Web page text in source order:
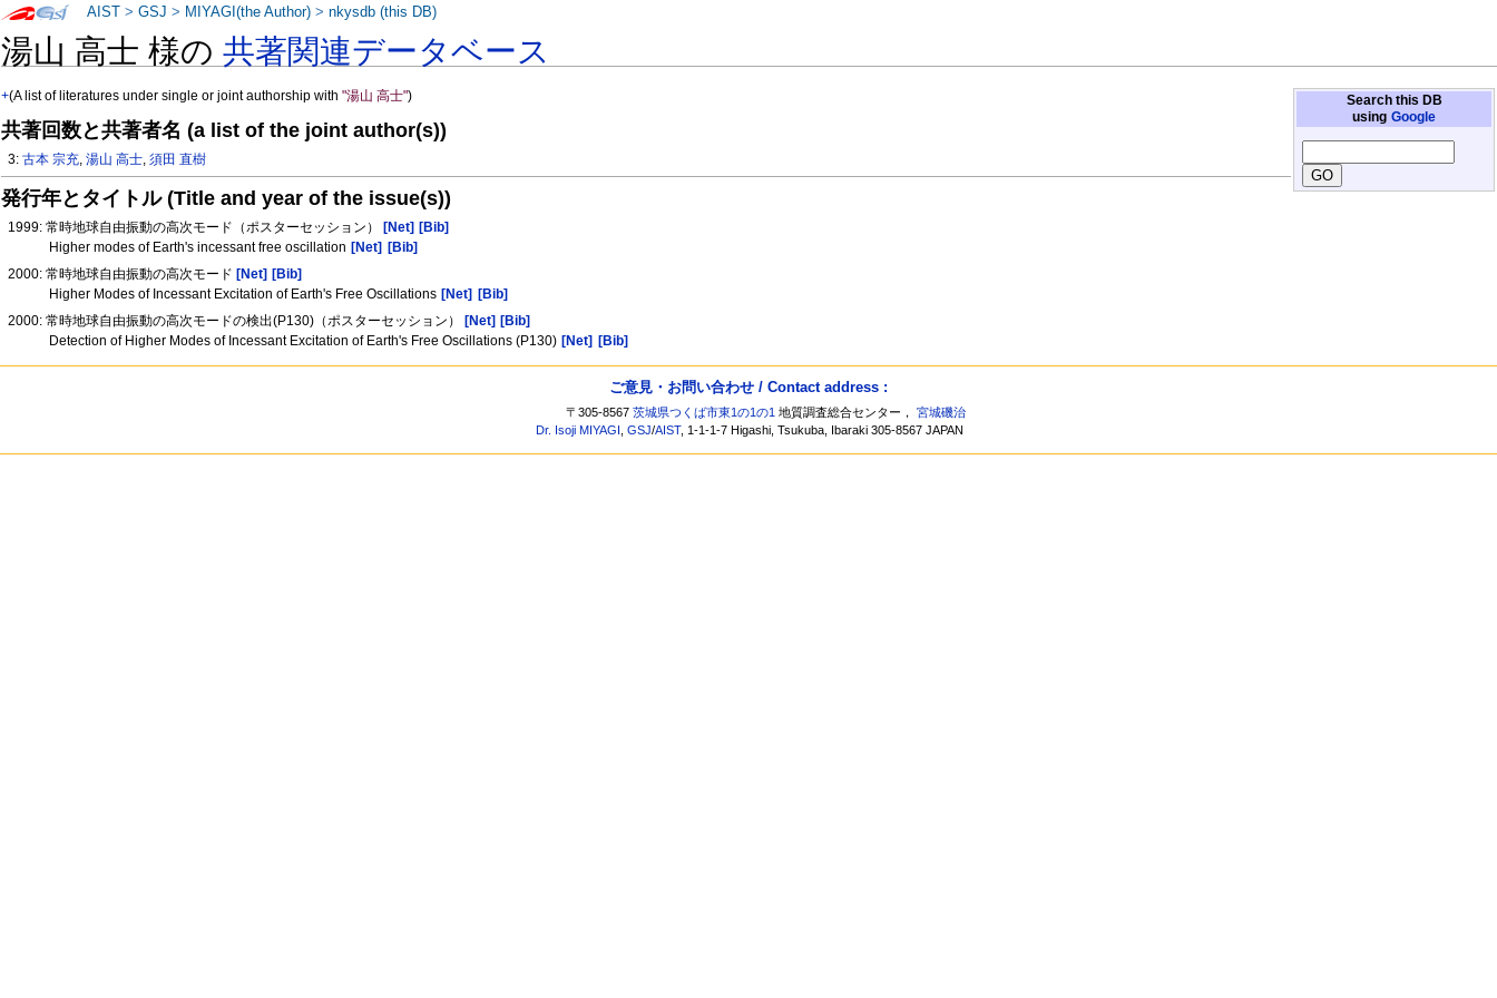
湯山 高士 様の共著関連データベース
Search this DB
using Google
+(A list of literatures under single or joint authorship with"湯山 高士")
共著回数と共著者名 (a list of the joint author(s))
3:古本 宗充,湯山 高士,須田 直樹
発行年とタイトル (Title and year of the issue(s))
1999: 常時地球自由振動の高次モード（ポスターセッション） [Net] [Bib]
Higher modes of Earth's incessant free oscillation [Net]
[Bib]
2000: 常時地球自由振動の高次モード [Net] [Bib]
Higher Modes of Incessant Excitation of Earth's Free Oscillations [Net]
[Bib]
2000: 常時地球自由振動の高次モードの検出(P130)（ポスターセッション）
[Net] [Bib]
Detection of Higher Modes of Incessant Excitation of Earth's Free Oscillations (P130) [Net] [Bib]
AIST >GSJ > MIYAGI(the Author) >nkysdb (this DB)
ご意見・お問い合わせ / Contact address :
〒305-8567茨城県つくば市東1の1の1 地質調査総合センター，宮城磯治
Dr. Isoji MIYAGI ,GSJ/AIST, 1-1-1-7 Higashi, Tsukuba, Ibaraki 305-8567 JAPAN